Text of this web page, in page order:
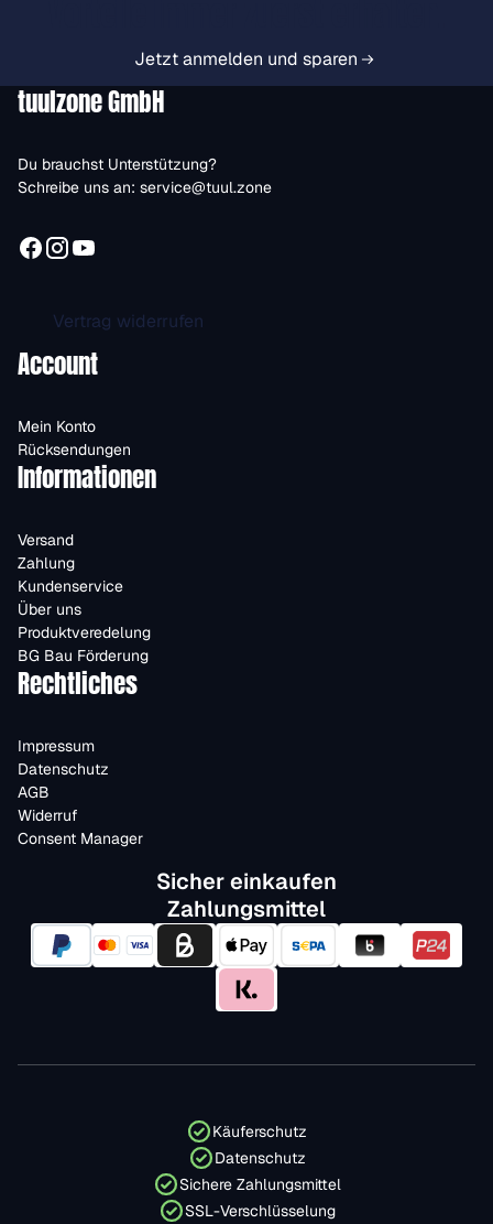
Jetzt anmelden und sparen
tuulzone GmbH
Du brauchst Unterstützung?
Schreibe uns an: service@tuul.zone
Vertrag widerrufen
Account
Mein Konto
Rücksendungen
Informationen
Versand
Zahlung
Kundenservice
Über uns
Produktveredelung
BG Bau Förderung
Rechtliches
Impressum
Datenschutz
AGB
Widerruf
Consent Manager
Sicher einkaufen
Zahlungsmittel
Käuferschutz
Datenschutz
Sichere Zahlungsmittel
SSL-Verschlüsselung